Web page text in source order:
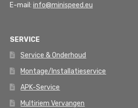
E-mail: info@minispeed.eu
SERVICE
Service & Onderhoud
Montage/Installatieservice
APK-Service
Multiriem Vervangen